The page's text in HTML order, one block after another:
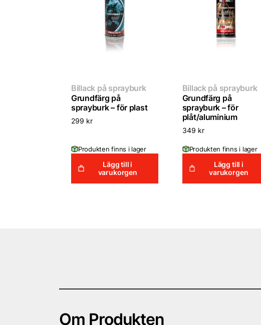
Billack på sprayburk
Grundfärg på
sprayburk – för plast
299 kr
Produkten finns i lager
Lägg till i
varukorgen
Billack på sprayburk
Grundfärg på
sprayburk – för
plåt/aluminium
349 kr
Produkten finns i lager
Lägg till i
varukorgen
Om Produkten